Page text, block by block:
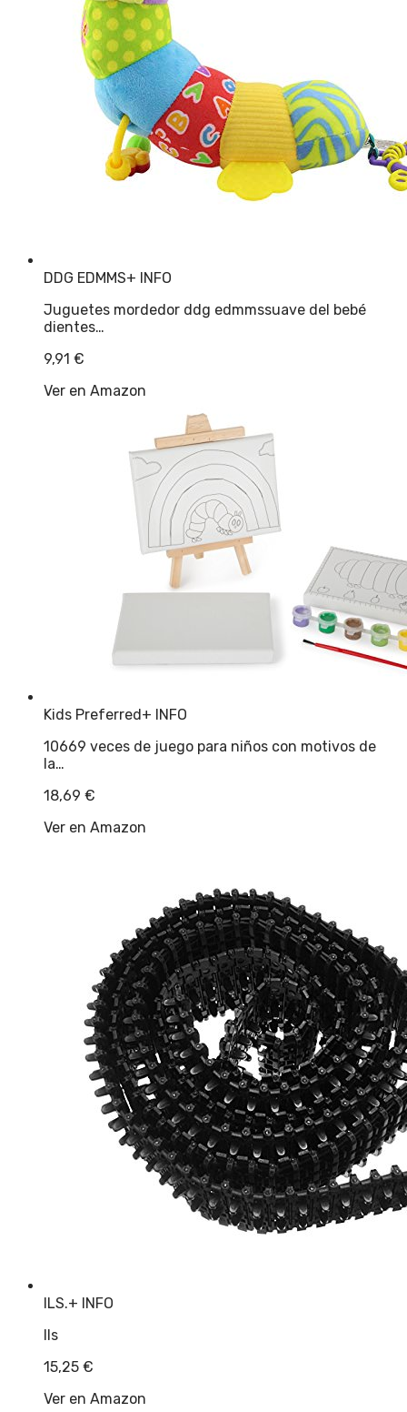
DDG EDMMS+ INFO
Juguetes mordedor ddg edmmssuave del bebé
dientes…
9,91 €
Ver en Amazon
Kids Preferred+ INFO
10669 veces de juego para niños con motivos de
la…
18,69 €
Ver en Amazon
ILS.+ INFO
Ils
15,25 €
Ver en Amazon